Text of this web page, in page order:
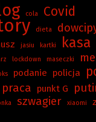
cola Covid
dieta
jasiu kartki kasa
lockdown maseczki
podanie policja
praca punkt G
szwagier xiaomi